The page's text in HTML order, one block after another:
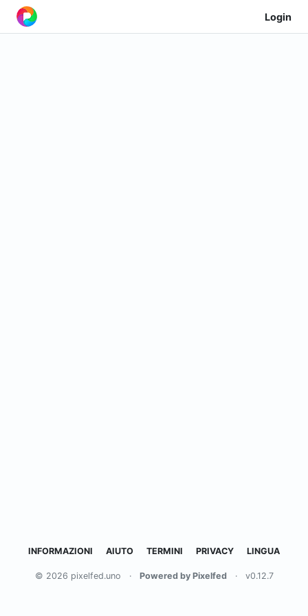
Login
INFORMAZIONI AIUTO TERMINI PRIVACY LINGUA
© 2026 pixelfed.uno · Powered by Pixelfed · v0.12.7